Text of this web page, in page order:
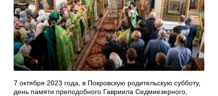
7 октября 2023 года, в Покровскую родительскую субботу,
день памяти преподобного Гавриила Седмиезерного,